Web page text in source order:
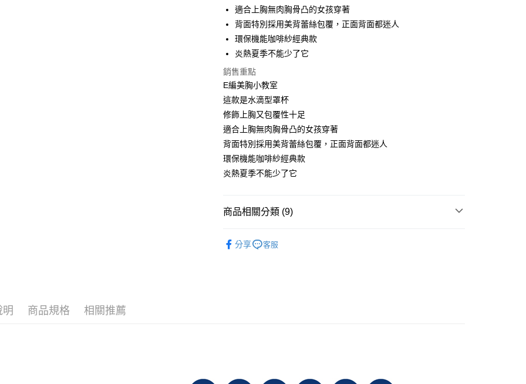
街口支付
悠遊付
ATM付款
貨到付款
運送方式
全家取貨付款
每筆NT$70，滿NT$799(含以上)免運費
付款後全家取貨
萊爾富取貨付款
付款後萊爾富取貨
適合上胸無肉胸骨凸的女孩穿著
背面特別採用美背蕾絲包覆，正面背面都迷人
環保機能咖啡紗經典款
炎熱夏季不能少了它
銷售重點
E編美胸小教室
這款是水滴型罩杯
修飾上胸又包覆性十足
適合上胸無肉胸骨凸的女孩穿著
背面特別採用美背蕾絲包覆，正面背面都迷人
環保機能咖啡紗經典款
炎熱夏季不能少了它
商品相關分類 (9)
分享 客服
明 商品規格 相關推薦